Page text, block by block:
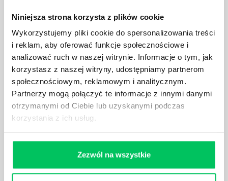
Niniejsza strona korzysta z plików cookie
Wykorzystujemy pliki cookie do spersonalizowania treści
i reklam, aby oferować funkcje społecznościowe i
analizować ruch w naszej witrynie. Informacje o tym, jak
korzystasz z naszej witryny, udostępniamy partnerom
społecznościowym, reklamowym i analitycznym.
Partnerzy mogą połączyć te informacje z innymi danymi
otrzymanymi od Ciebie lub uzyskanymi podczas
korzystania z ich usług.
Zezwól na wszystkie
tworzenia dokumentów tekstowych, zaś Excel do
tworzenia plików zawierających bazy danych,
obliczenia czy zestawienia.
WORD - TWARDA SPACJA